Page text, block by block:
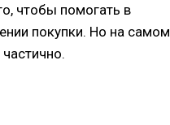
чтобы помогать в
покупки. Но на самом